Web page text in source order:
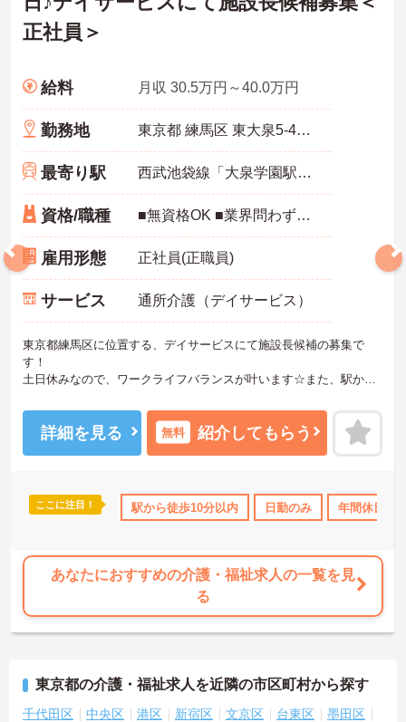
無資格OK 年間休日110日以上 ブランクOK 資格取得サ
正社員＞
給料 月収 30.5万円～40.0万円
勤務地 東京都 練馬区 東大泉5-41-26
最寄り駅 西武池袋線「大泉学園駅」徒歩2分
資格/職種 ■無資格OK ■業界問わず20人程度のチームをまとめた経験・営業業務の経験必須 ■Word、Excel の基本操作ができる方
雇用形態 正社員(正職員)
サービス 通所介護（デイサービス）
東京都練馬区に位置する、デイサービスにて施設長候補の募集で
す！
土日休みなので、ワークライフバランスが叶います☆また、駅から
ご興味のある方には、面接対策ポイントなど、さらに詳細をお話し
いたしますのでお気軽にご相談ください！
詳細を見る 無料 紹介してもらう
ここに注目！ 駅から徒歩10分以内 日勤のみ 年間休日
あなたにおすすめの介護・福祉求人の一覧を見
る
東京都の介護・福祉求人を近隣の市区町村から探す
千代田区 中央区 港区 新宿区 文京区 台東区
墨田区